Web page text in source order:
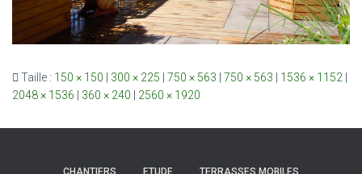
Taille : 150 × 150 | 300 × 225 | 750 × 563 | 750 × 563 | 1536 × 1152 |
2048 × 1536 | 360 × 240 | 2560 × 1920
CHANTIERS ETUDE TERRASSES MOBILES